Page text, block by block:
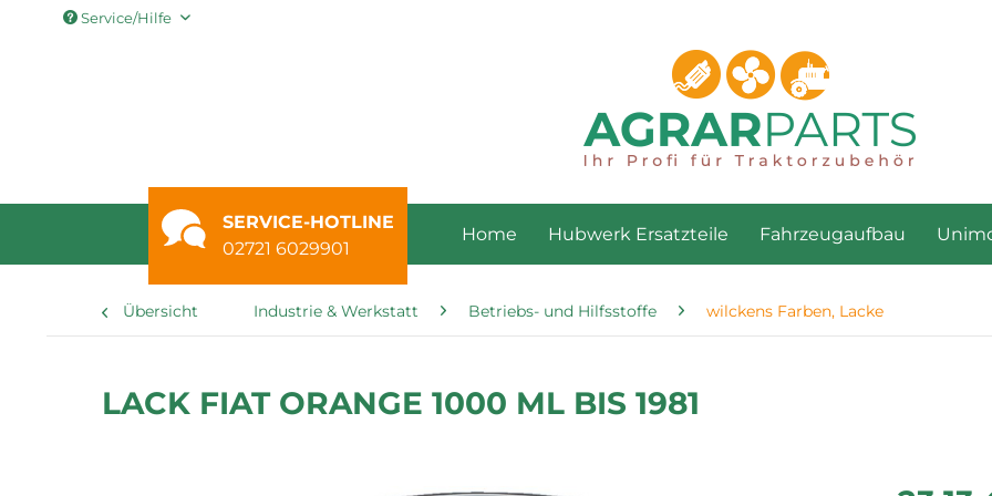
Service/Hilfe
SERVICE-HOTLINE
02721 6029901
Home Hubwerk Ersatzteile Fahrzeugaufbau
Übersicht Industrie & Werkstatt Betriebs- und Hilfsstoffe wilckens Farben, Lacke
LACK FIAT ORANGE 1000 ML BIS 1981